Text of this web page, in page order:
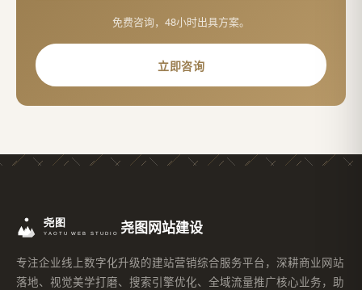
免费咨询，48小时出具方案。
立即咨询
尧图网站建设
专注企业线上数字化升级的建站营销综合服务平台，深耕商业网站
落地、视觉美学打磨、搜索引擎优化、全域流量推广核心业务，助